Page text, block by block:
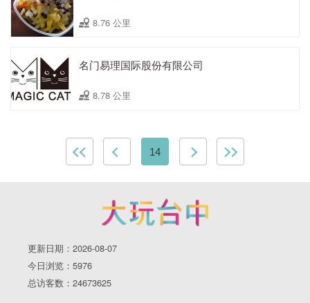
8.76 公里
名门易理国际股份有限公司
8.78 公里
14
更新日期：2026-08-07
今日浏览：5976
总访客数：24673625